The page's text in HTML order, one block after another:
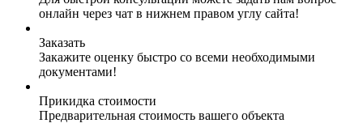
онлайн через чат в нижнем правом углу сайта!
Заказать
Закажите оценку быстро со всеми необходимыми
документами!
Прикидка стоимости
Предварительная стоимость вашего объекта